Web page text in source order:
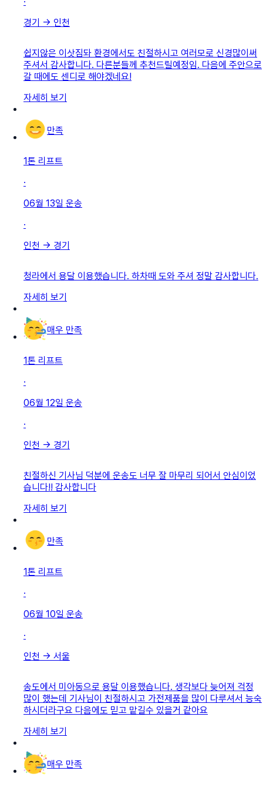
경기 → 인천
쉽지않은 이삿짐돠 환경에서도 친절하시고 여러모로 신경많이써
주셔서 감사합니다. 다른분들께 추천드릴예정임. 다음에 주안으로
갈 때에도 센디로 해야겠네요!
자세히 보기
만족
1톤 리프트
·
06월 13일 운송
·
인천 → 경기
청라에서 용달 이용했습니다. 하차때 도와 주셔 정말 감사합니다.
자세히 보기
매우 만족
1톤 리프트
·
06월 12일 운송
·
인천 → 경기
친절하신 기사님 덕분에 운송도 너무 잘 마무리 되어서 안심이었
습니다!! 감사합니다
자세히 보기
만족
1톤 리프트
·
06월 10일 운송
·
인천 → 서울
송도에서 미아동으로 용달 이용했습니다. 생각보다 늦어져 걱정
많이 했는데 기사님이 친절하시고 가전제품을 많이 다루셔서 능숙
하시더라구요 다음에도 믿고 맡길수 있을거 같아요
자세히 보기
매우 만족